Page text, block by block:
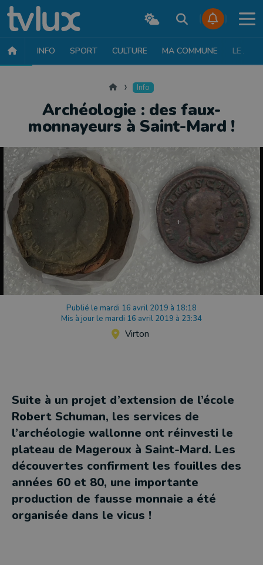
INFO SPORT CULTURE MA COMMUNE LE JT
Accueil Info
Archéologie : des faux-
monnayeurs à Saint-Mard !
Publié le mardi 16 avril 2019 à 18:18
Mis à jour le mardi 16 avril 2019 à 23:34
Virton
Suite à un projet d’extension de l’école
Robert Schuman, les services de
l’archéologie wallonne ont réinvesti le
plateau de Mageroux à Saint-Mard. Les
découvertes confirment les fouilles des
années 60 et 80, une importante
production de fausse monnaie a été
organisée dans le vicus !